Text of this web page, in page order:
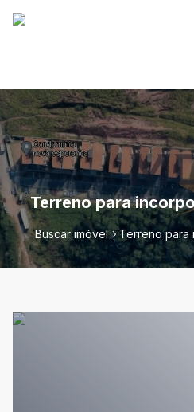
Terreno para
Buscar imóvel Terreno para